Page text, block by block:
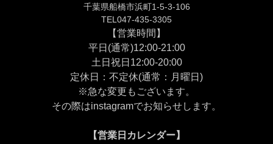
千葉県船橋市浜町1-5-3-106
TEL047-435-3305
【営業時間】
平日(通常)12:00-21:00
土日祝日12:00-20:00
定休日：不定休(通常：月曜日)
※急な変更もございます。
その際はinstagramでお知らせします。
【営業日カレンダー】